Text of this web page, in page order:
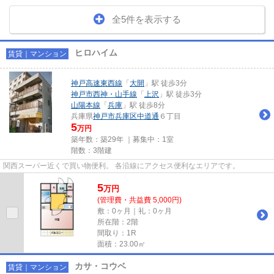
全5件を表示する
賃貸｜マンション ヒロハイム
神戸高速東西線 「 大開 」駅 徒歩3分
神戸市西神・山手線 「 上沢 」駅 徒歩3分
山陽本線 「 兵庫 」駅 徒歩8分
兵庫県神戸市兵庫区中道通 ６丁目
5万円
築年数：築29年 ｜募集中： 1室
階数：3階建
関西スーパー近くで買い物便利。 各沿線にアクセス便利なエリアです。
5万円
(管理費・共益費 5,000円)
敷：0ヶ月｜礼：0ヶ月
所在階：2階
間取り：1R
面積：23.00㎡
賃貸｜マンション カサ・コウベ